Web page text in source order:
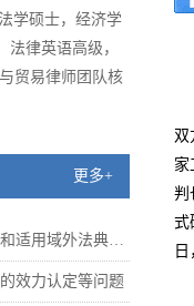
学硕士，经济学
法律英语高级，
贸易律师团队核
更多+
用域外法典型...
效力认定等问题
双
家
判
式